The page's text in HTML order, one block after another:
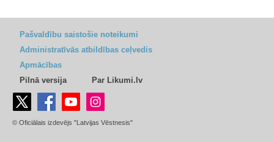
Pašvaldību saistošie noteikumi
Administratīvās atbildības ceļvedis
Apmācības
Pilnā versija
Par Likumi.lv
© Oficiālais izdevējs "Latvijas Vēstnesis"